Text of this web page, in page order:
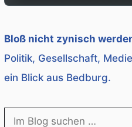
Bloß nicht zynisch
Politik, Gesellschaft,
ein Blick aus Bedburg.
Suche